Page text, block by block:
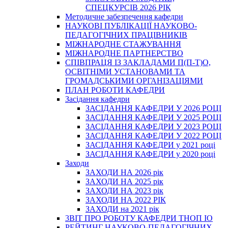
СПЕЦКУРСІВ 2026 РІК
Методичне забезпечення кафедри
НАУКОВІ ПУБЛІКАЦІЇ НАУКОВО-
ПЕДАГОГІЧНИХ ПРАЦІВНИКІВ
МІЖНАРОДНЕ СТАЖУВАННЯ
МІЖНАРОДНЕ ПАРТНЕРСТВО
СПІВПРАЦЯ ІЗ ЗАКЛАДАМИ П(П-Т)О,
ОСВІТНІМИ УСТАНОВАМИ ТА
ГРОМАДСЬКИМИ ОРГАНІЗАЦІЯМИ
ПЛАН РОБОТИ КАФЕДРИ
Засідання кафедри
ЗАСІДАННЯ КАФЕДРИ У 2026 РОЦІ
ЗАСІДАННЯ КАФЕДРИ У 2025 РОЦІ
ЗАСІДАННЯ КАФЕДРИ У 2023 РОЦІ
ЗАСІДАННЯ КАФЕДРИ У 2022 РОЦІ
ЗАСІДАННЯ КАФЕДРИ у 2021 році
ЗАСІДАННЯ КАФЕДРИ у 2020 році
Заходи
ЗАХОДИ НА 2026 рік
ЗАХОДИ НА 2025 рік
ЗАХОДИ НА 2023 рік
ЗАХОДИ НА 2022 РІК
ЗАХОДИ на 2021 рік
3BIT ПРО РОБОТУ КАФЕДРИ ТНОП ІО